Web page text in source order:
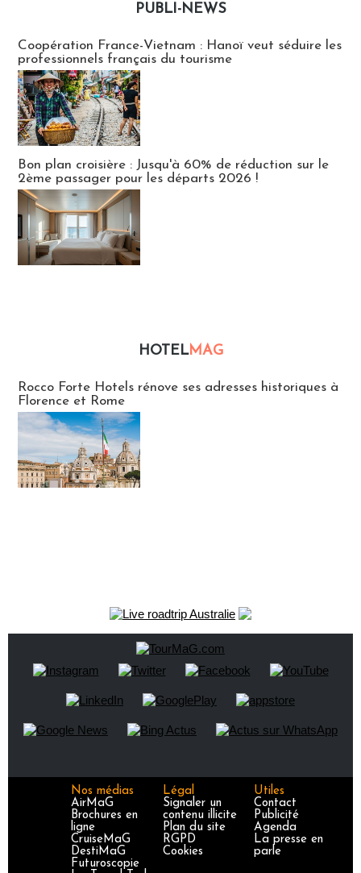
PUBLI-NEWS
Coopération France-Vietnam : Hanoï veut séduire les
professionnels français du tourisme
Bon plan croisière : Jusqu'à 60% de réduction sur le
2ème passager pour les départs 2026 !
HOTELMAG
Rocco Forte Hotels rénove ses adresses historiques à
Florence et Rome
Nos médias
AirMaG
Brochures en
ligne
CruiseMaG
DestiMaG
Futuroscopie
Légal
Signaler un
contenu illicite
Plan du site
RGPD
Cookies
Utiles
Contact
Publicité
Agenda
La presse en
parle